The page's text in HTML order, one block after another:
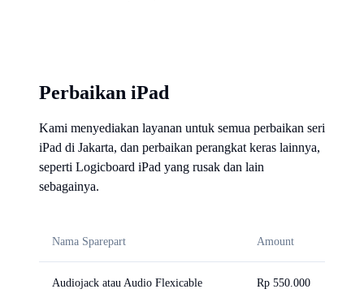
Perbaikan iPad
Kami menyediakan layanan untuk semua perbaikan seri
iPad di Jakarta, dan perbaikan perangkat keras lainnya,
seperti Logicboard iPad yang rusak dan lain
sebagainya.
Nama Sparepart Amount
Audiojack atau Audio Flexicable Rp 550.000